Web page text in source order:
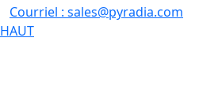
Courriel : sales@pyradia.com
HAUT